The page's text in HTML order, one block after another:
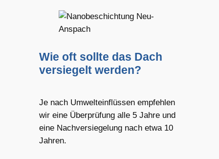
Wie oft sollte das Dach
versiegelt werden?
Je nach Umwelteinflüssen empfehlen
wir eine Überprüfung alle 5 Jahre und
eine Nachversiegelung nach etwa 10
Jahren.